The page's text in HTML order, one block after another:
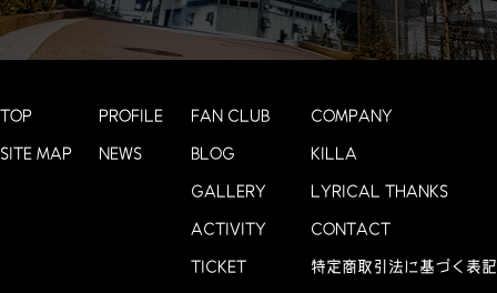
TOP
SITE MAP
PROFILE
NEWS
FAN CLUB
BLOG
GALLERY
ACTIVITY
TICKET
COMPANY
KILLA
LYRICAL THANKS
CONTACT
特定商取引法に基づく表記